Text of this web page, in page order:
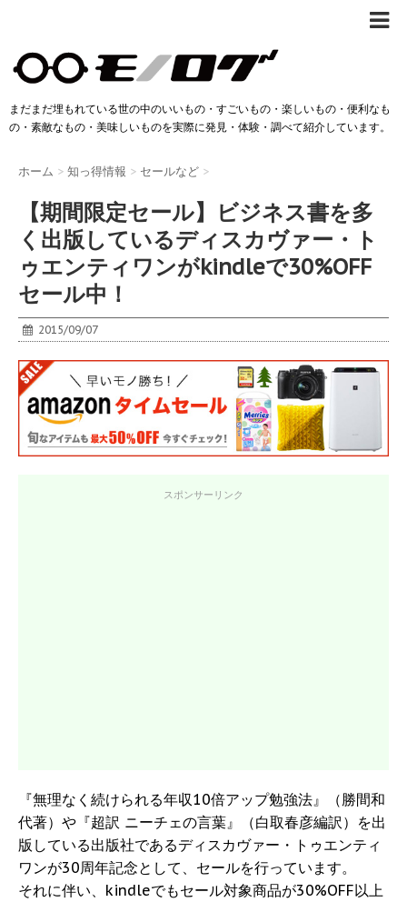
まだまだ埋もれている世の中のいいもの・すごいもの・楽しいもの・便利なも
の・素敵なもの・美味しいものを実際に発見・体験・調べて紹介しています。
ホーム > 知っ得情報 > セールなど >
【期間限定セール】ビジネス書を多
く出版しているディスカヴァー・ト
ゥエンティワンがkindleで30%OFF
セール中！
2015/09/07
スポンサーリンク
『無理なく続けられる年収10倍アップ勉強法』（勝間和
代著）や『超訳 ニーチェの言葉』（白取春彦編訳）を出
版している出版社であるディスカヴァー・トゥエンティ
ワンが30周年記念として、セールを行っています。
それに伴い、kindleでもセール対象商品が30%OFF以上